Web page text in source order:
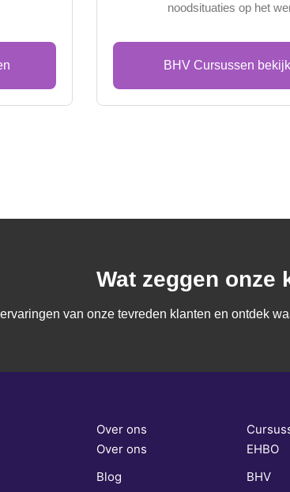
noodsituaties op het
BHV Cursussen
Wat zeggen onze
van onze tevreden klanten en ontdek
Over ons
Over ons
Blog
EHBO
BHV